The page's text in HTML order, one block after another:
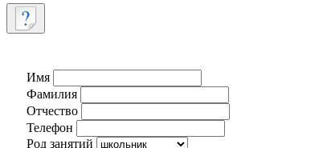
Имя
Фамилия
Отчество
Телефон
Род занятий